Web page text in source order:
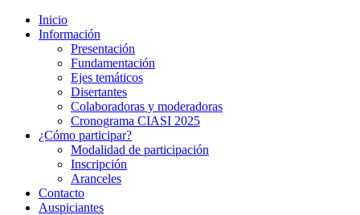
Inicio
Información
Presentación
Fundamentación
Ejes temáticos
Disertantes
Colaboradoras y moderadoras
Cronograma CIASI 2025
¿Cómo participar?
Modalidad de participación
Inscripción
Aranceles
Contacto
Auspiciantes